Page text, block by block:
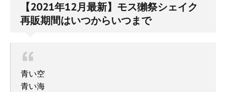
【2021年12月最新】モス獺祭シェイク
再販期間はいつからいつまで
青い空
青い海